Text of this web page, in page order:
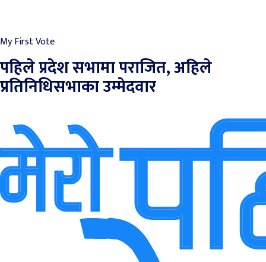
My First Vote
पहिले प्रदेश सभामा पराजित, अहिले
प्रतिनिधिसभाका उम्मेदवार